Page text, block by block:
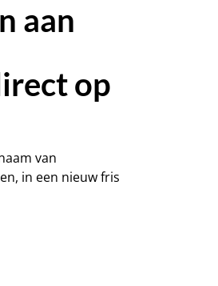
aan
op
van
in een nieuw fris